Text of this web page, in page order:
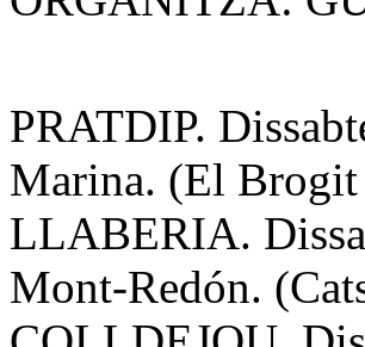
PRATDIP.
Marina. (El Brogit
LLABERIA.
Mont-Redón.